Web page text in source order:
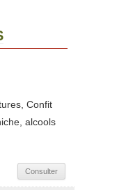
Confit
alcools
Consulter